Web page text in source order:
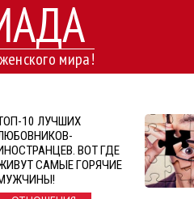
мира!
10 ЛУЧШИХ
ВОТ ГДЕ
САМЫЕ ГОРЯЧИЕ